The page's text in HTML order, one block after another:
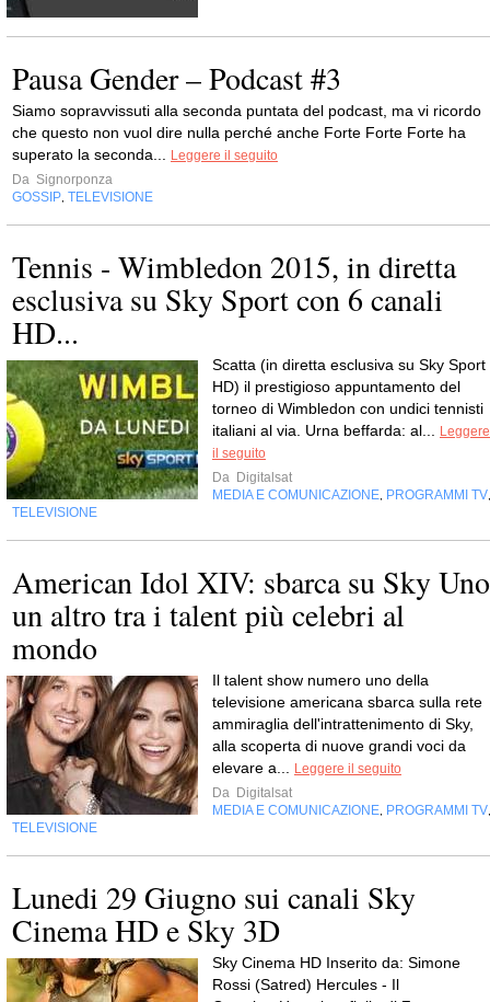
Pausa Gender – Podcast #3
Siamo sopravvissuti alla seconda puntata del podcast, ma vi ricordo
che questo non vuol dire nulla perché anche Forte Forte Forte ha
superato la seconda...
Leggere il seguito
Da Signorponza
GOSSIP TELEVISIONE
Tennis - Wimbledon 2015, in diretta
esclusiva su Sky Sport con 6 canali
HD...
Scatta (in diretta esclusiva su Sky Sport
HD) il prestigioso appuntamento del
torneo di Wimbledon con undici tennisti
italiani al via. Urna beffarda: al...
Leggere
il seguito
Da Digitalsat
MEDIA E COMUNICAZIONE PROGRAMMI TV
TELEVISIONE
American Idol XIV: sbarca su Sky Uno
un altro tra i talent più celebri al
mondo
Il talent show numero uno della
televisione americana sbarca sulla rete
ammiraglia dell'intrattenimento di Sky,
alla scoperta di nuove grandi voci da
elevare a...
Leggere il seguito
Da Digitalsat
MEDIA E COMUNICAZIONE PROGRAMMI TV
TELEVISIONE
Lunedi 29 Giugno sui canali Sky
Cinema HD e Sky 3D
Sky Cinema HD Inserito da: Simone
Rossi (Satred) Hercules - Il